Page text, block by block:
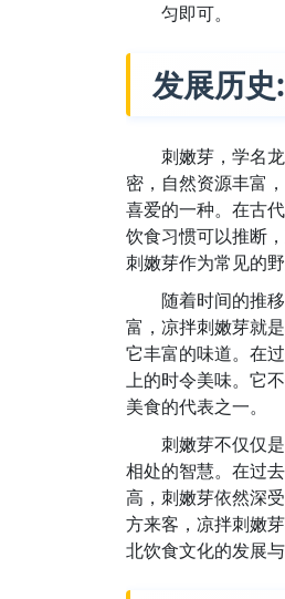
匀即可。
发展历史:
刺嫩芽，学名
密，自然资源丰富
喜爱的一种。在古
饮食习惯可以推断
刺嫩芽作为常见的
随着时间的推
富，凉拌刺嫩芽就
它丰富的味道。在
上的时令美味。它
美食的代表之一。
刺嫩芽不仅仅
相处的智慧。在过
高，刺嫩芽依然深
方来客，凉拌刺嫩
北饮食文化的发展与